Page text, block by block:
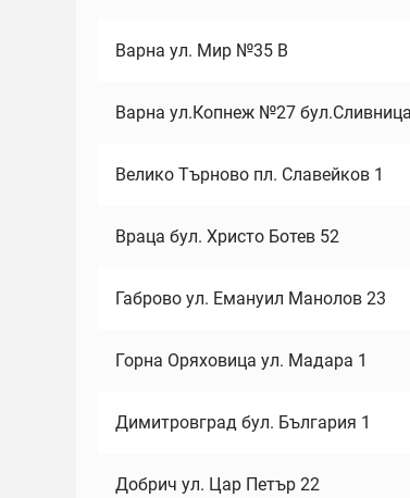
Варна ул. Мир №35 В
Варна ул.Копнеж №27 бул.Сливница
Велико Търново пл. Славейков 1
Враца бул. Христо Ботев 52
Габрово ул. Емануил Манолов 23
Горна Оряховица ул. Мадара 1
Димитровград бул. България 1
Добрич ул. Цар Петър 22